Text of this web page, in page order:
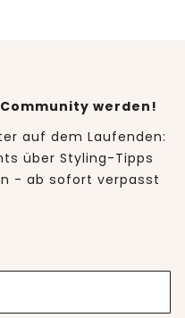
werden!
auf dem Laufenden:
über Styling-Tipps
- ab sofort verpasst